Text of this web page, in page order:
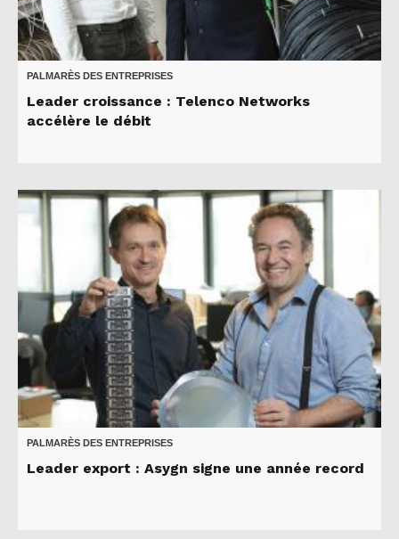
PALMARÈS DES ENTREPRISES
Leader croissance : Telenco Networks
accélère le débit
PALMARÈS DES ENTREPRISES
Leader export : Asygn signe une année record